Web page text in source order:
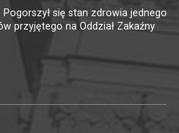
Pogorszył się stan zdrowia jednego
przyjętego na Oddział Zakaźny